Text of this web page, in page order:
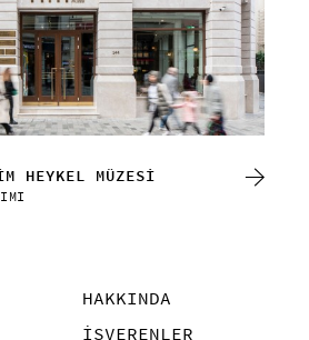
HEYKEL MÜZESİ
HAKKINDA
İŞVERENLER